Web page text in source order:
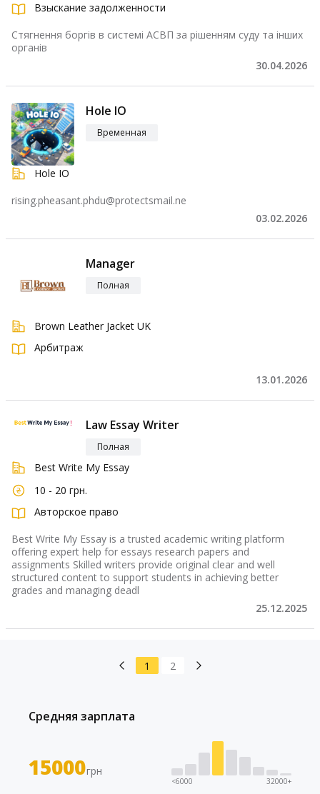
Взыскание задолженности
Стягнення боргів в системі АСВП за рішенням суду та інших
органів
30.04.2026
Hole IO
Временная
Hole IO
rising.pheasant.phdu@protectsmail.ne
03.02.2026
Manager
Полная
Brown Leather Jacket UK
Арбитраж
13.01.2026
Law Essay Writer
Полная
Best Write My Essay
10 - 20 грн.
Авторское право
Best Write My Essay is a trusted academic writing platform
offering expert help for essays research papers and
assignments Skilled writers provide original clear and well
structured content to support students in achieving better
grades and managing deadl
25.12.2025
1 2
Средняя зарплата
15000грн
<6000 32000+